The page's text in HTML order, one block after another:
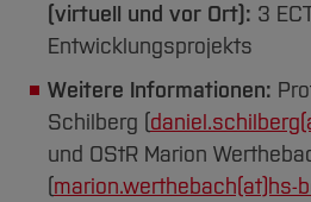
(virtuell und vor Ort): 3
Entwicklungsprojekts
Weitere Informationen:
Schilberg (
und OStR Marion
(marion.werthebach(at)hs-